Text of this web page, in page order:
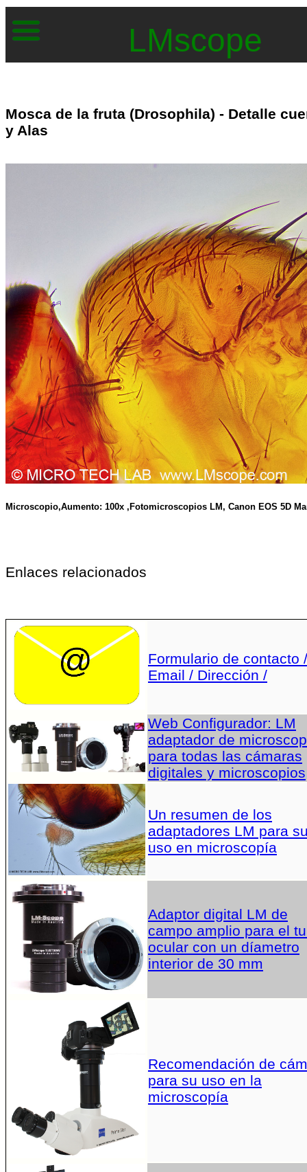
LMscope
Mosca de la fruta (Drosophila) - Detalle
y Alas
Microscopio,Aumento: 100x ,Fotomicroscopios LM, Canon EOS 5D
Enlaces relacionados
Formulario de contacto /
Email / Dirección /
Web Configurador: LM
adaptador de
para todas las cámaras
digitales y microscopios
Un resumen de los
adaptadores LM para
uso en microscopía
Adaptor digital LM de
campo amplio para el
ocular con un díametro
interior de 30 mm
Recomendación de
para su uso en la
microscopía